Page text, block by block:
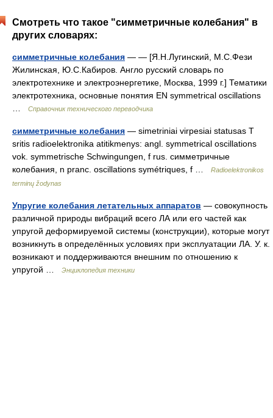
Смотреть что такое "симметричные колебания" в
других словарях:
симметричные колебания — — [Я.Н.Лугинский, М.С.Фези
Жилинская, Ю.С.Кабиров. Англо русский словарь по
электротехнике и электроэнергетике, Москва, 1999 г.] Тематики
электротехника, основные понятия EN symmetrical oscillations
Справочник технического переводчика
симметричные колебания — simetriniai virpesiai statusas T
sritis radioelektronika atitikmenys: angl. symmetrical oscillations
vok. symmetrische Schwingungen, f rus. симметричные
колебания, n pranc. oscillations symétriques, f …
Radioelektronikos
terminų žodynas
Упругие колебания летательных аппаратов — совокупность
различной природы вибраций всего ЛА или его частей как
упругой деформируемой системы (конструкции), которые могут
возникнуть в определённых условиях при эксплуатации ЛА. У. к.
возникают и поддерживаются внешним по отношению к
упругой …
Энциклопедия техники